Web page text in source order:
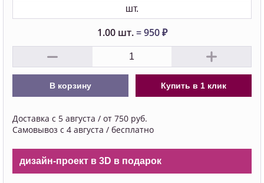
шт.
1.00шт. =950₽
В корзину Купить в 1 клик
Доставка с 5 августа / от 750 руб.
Самовывоз с 4 августа / бесплатно
дизайн-проект в 3D в подарок